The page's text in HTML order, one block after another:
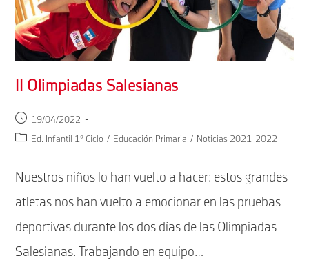
II Olimpiadas Salesianas
Publicación
de
19/04/2022
Categoría
entrada:
Ed. Infantil 1º Ciclo / Educación Primaria / Noticias 2021-2022
Nuestros niños lo han vuelto a hacer: estos grandes
atletas nos han vuelto a emocionar en las pruebas
deportivas durante los dos días de las Olimpiadas
Salesianas. Trabajando en equipo…